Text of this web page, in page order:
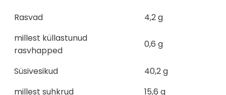
Rasvad
4,2 g
millest küllastunud
rasvhapped
0,6 g
Süsivesikud
40,2 g
millest suhkrud
15,6 g